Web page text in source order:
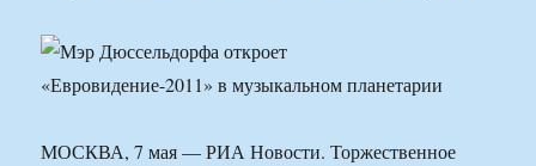
МОСКВА, 7 мая — РИА Новости. Торжественное